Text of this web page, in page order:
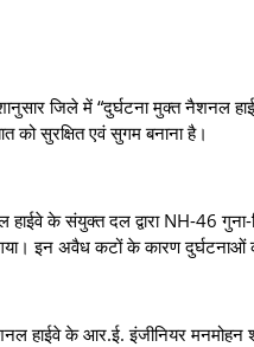
जिले में “दुर्घटना मुक्त नैशनल हाईवे
को सुरक्षित एवं सुगम बनाना है।
के संयुक्त दल द्वारा NH-46 गुना-
इन अवैध कटों के कारण दुर्घटनाओं
नेशनल हाईवे के आर.ई. इंजीनियर